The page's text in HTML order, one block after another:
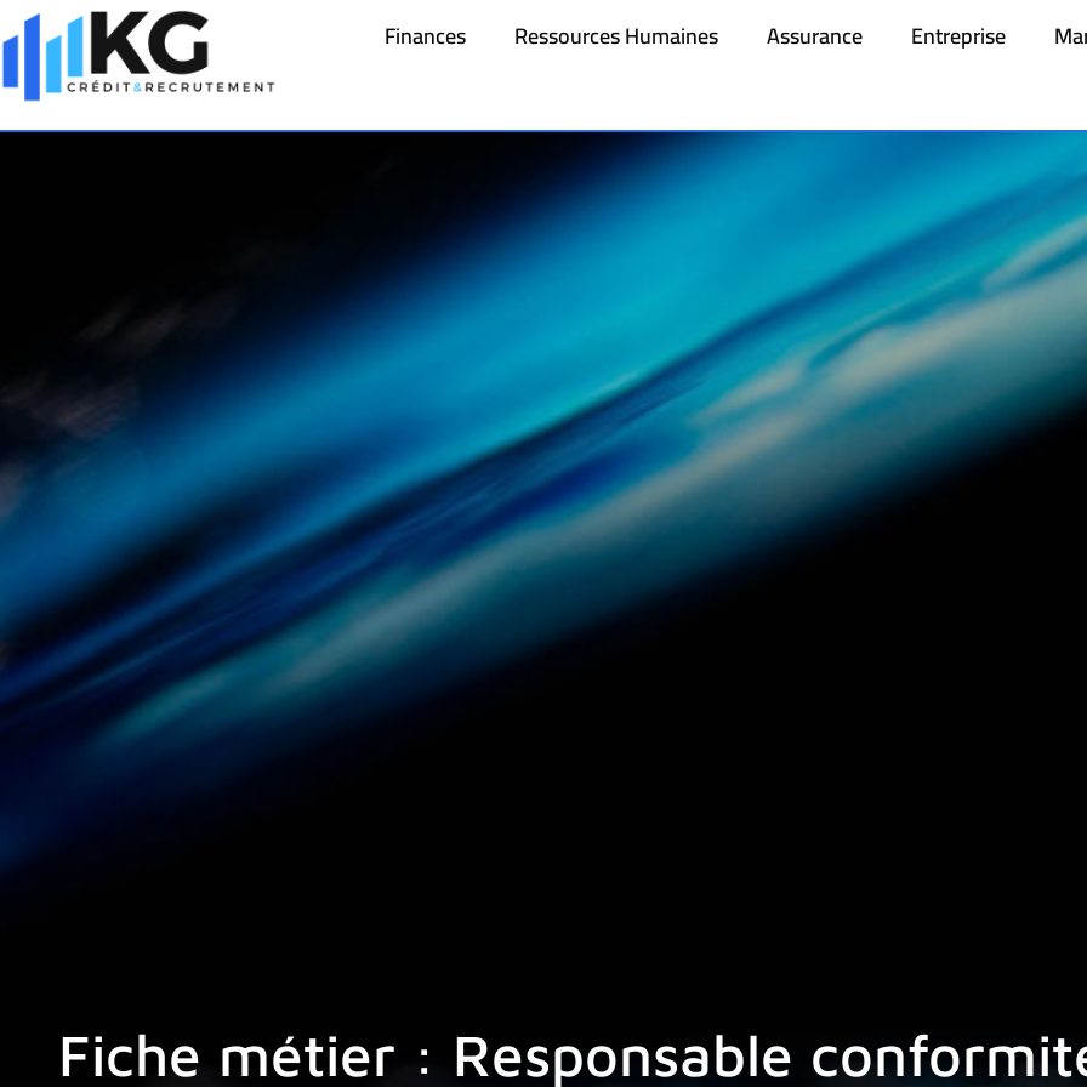
Finances Ressources Humaines Assurance Entreprise
Fiche métier : Responsable